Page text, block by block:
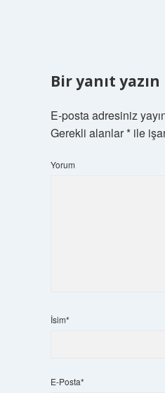
Bir yanıt yazın
E-posta adresiniz
Gerekli alanlar*ile
Yorum
İsim*
E-Posta*